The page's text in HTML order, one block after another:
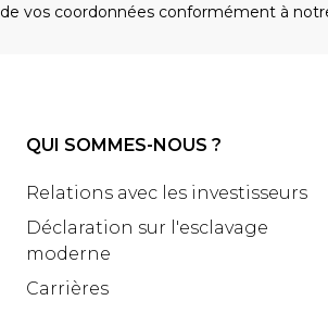
de vos coordonnées conformément à
QUI SOMMES-NOUS ?
Relations avec les investisseurs
Déclaration sur l'esclavage
moderne
Carrières